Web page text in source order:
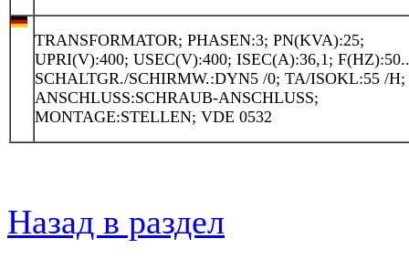
TRANSFORMATOR; PHASEN:3; PN(KVA):25;
UPRI(V):400; USEC(V):400; ISEC(A):36,1;
SCHALTGR./SCHIRMW.:DYN5 /0; TA/ISOKL:55 /H;
ANSCHLUSS:SCHRAUB-ANSCHLUSS;
MONTAGE:STELLEN; VDE 0532
Назад в раздел